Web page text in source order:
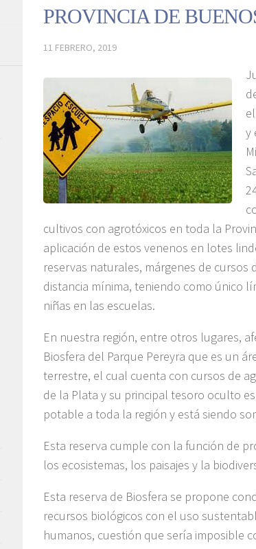
PROVINCIA DE
11 FEBRERO, 2019
y
cultivos con agrotóxicos en toda la
aplicación de estos venenos en lotes
reservas naturales, márgenes de cursos
distancia mínima, teniendo como único
niñas en las escuelas.
En nuestra región, entre otros lugares,
Biosfera del Parque Pereyra que es un
terrestre, el cual cuenta con cursos de
de la Plata y su principal tesoro oculto
potable a toda la región y está siendo
Esta reserva cumple con la función de
los ecosistemas, los paisajes y la
Esta reserva de Biosfera se propone
recursos biológicos con el uso
humanos, cuestión que sería imposible